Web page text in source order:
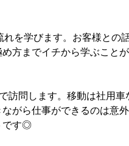
れを学びます。お客様との
方までイチから学ぶこと
訪問します。移動は社用車
がら仕事ができるのは意
です◎